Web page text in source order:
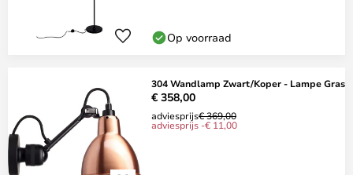
Op voorraad
304 Wandlamp Zwart/Koper - Lampe Gras
€ 358,00
adviesprijs€ 369,00
adviesprijs -€ 11,00